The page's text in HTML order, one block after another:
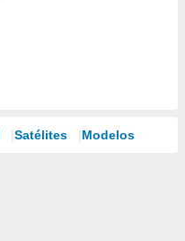
Satélites Modelos